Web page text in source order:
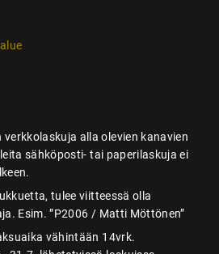
alla olevien kanavien
sähköposti- tai paperilaskuja ei
tulee viitteessä olla
Esim. ”P2006 / Matti Möttönen”
vähintään 14vrk.